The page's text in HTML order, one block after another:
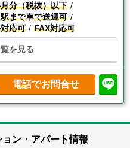
分（税抜）以下
駅まで車で送迎可
応可 FAX対応可
を見る
電話でお問合せ
ン・アパート情報